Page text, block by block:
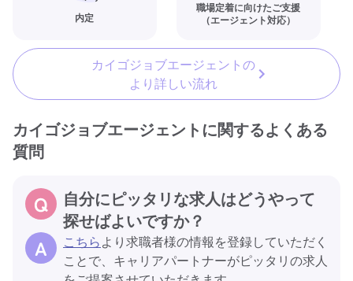
内定
職場定着に向けたご支援
（エージェント対応）
カイゴジョブエージェントの
より詳しい流れ
カイゴジョブエージェントに関するよくある
質問
自分にピッタリな求人はどうやって
探せばよいですか？
こちらより求職者様の情報を登録していただく
ことで、キャリアパートナーがピッタリの求人